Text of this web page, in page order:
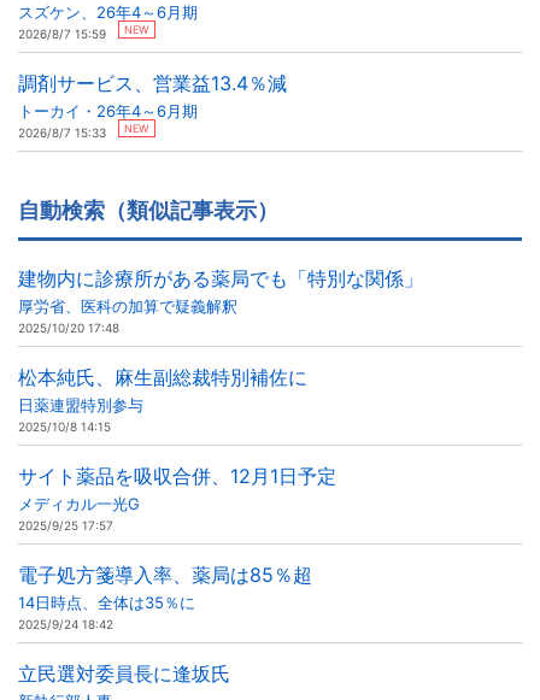
スズケン、26年4～6月期
2026/8/7 15:59 NEW
調剤サービス、営業益13.4％減
トーカイ・26年4～6月期
2026/8/7 15:33 NEW
自動検索（類似記事表示）
建物内に診療所がある薬局でも「特別な関係」
厚労省、医科の加算で疑義解釈
2025/10/20 17:48
松本純氏、麻生副総裁特別補佐に
日薬連盟特別参与
2025/10/8 14:15
サイト薬品を吸収合併、12月1日予定
メディカル一光G
2025/9/25 17:57
電子処方箋導入率、薬局は85％超
14日時点、全体は35％に
2025/9/24 18:42
立民選対委員長に逢坂氏